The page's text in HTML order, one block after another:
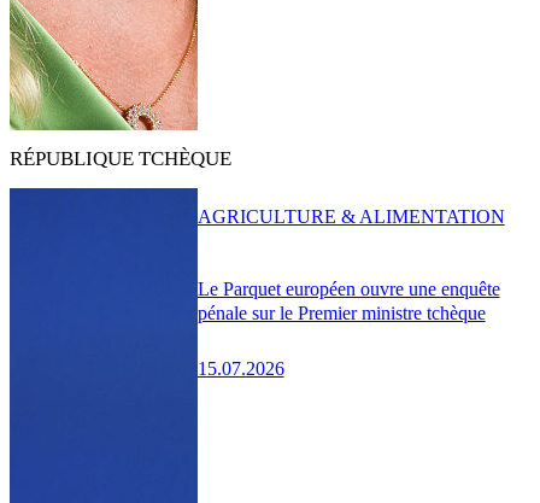
RÉPUBLIQUE TCHÈQUE
Le Parquet européen ouvre une enquête
pénale sur le Premier ministre tchèque
15.07.2026
AGRICULTURE & ALIMENTATION